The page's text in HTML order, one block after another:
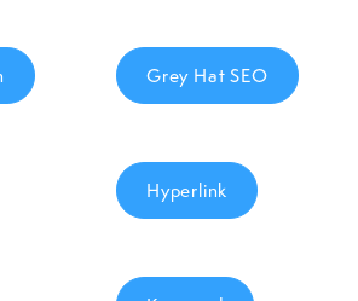
Grey Hat SEO
Hyperlink